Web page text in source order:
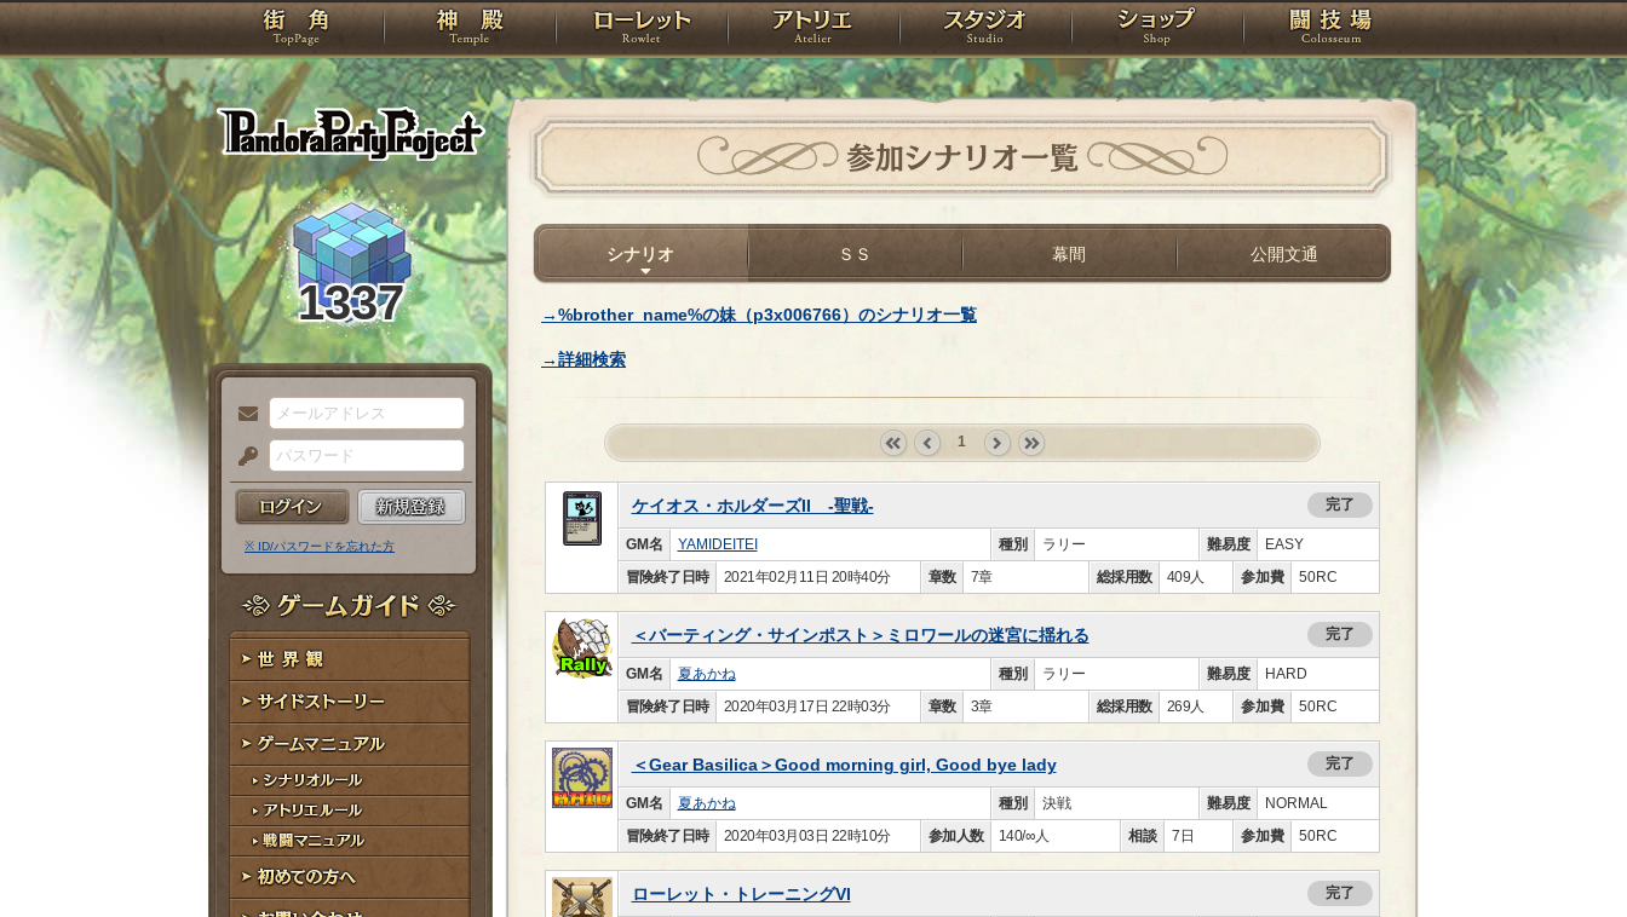
PandoraPartyProject
TOP 神殿 ローレット アトリエ スタジオ ショップ 闘技場
1337
メ
ー
ル
ア
ド
レ
ス
パ
ス
ー
ド
※ ID/パスワードを忘れた方
ゲームガイド
世界観
サイドストーリー
ゲームマニュアル
シナリオルール
アトリエルール
戦闘マニュアル
初めての方へ
参加シナリオ一覧
シナリオ ＳＳ 幕間 公開文通
→%brother_name%の妹（p3x006766）のシナリオ一覧
→詳細検索
1
ケイオス・ホルダーズII -聖戦- 完了
GM名 YAMIDEITEI 種別 ラリー 難易度
EASY
冒険終了日時
2021年02月11日 20時40分 章数 7章 総採用数 409人 参加費 50RC
＜バーティング・サインポスト＞ミロワールの迷宮に揺れる 完了
GM名 夏あかね 種別 ラリー 難易度
HARD
冒険終了日時
2020年03月17日 22時03分 章数 3章 総採用数 269人 参加費 50RC
＜Gear Basilica＞Good morning girl, Good bye lady 完了
GM名 夏あかね 種別 決戦 難易度
NORMAL
冒険終了日時
2020年03月03日 22時10分 参加人数 140/∞人 相談 7日 参加費 50RC
ローレット・トレーニングVI 完了